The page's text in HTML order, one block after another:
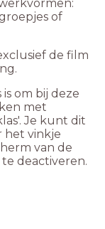
of
de film
is om bij deze
met
Je kunt dit
het vinkje
van de
deactiveren.